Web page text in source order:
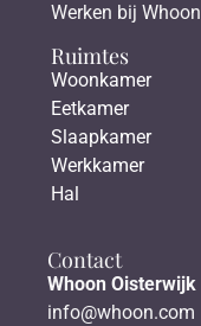
Werken bij Whoon
Ruimtes
Woonkamer
Eetkamer
Slaapkamer
Werkkamer
Hal
Contact
Whoon Oisterwijk
info@whoon.com